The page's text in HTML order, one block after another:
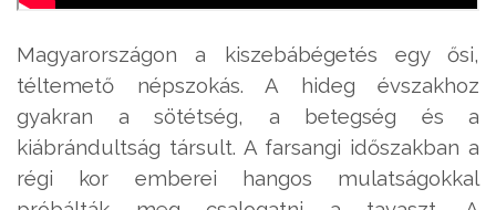
Magyarországon a kiszebábégetés egy ősi,
téltemető népszokás. A hideg évszakhoz
gyakran a sötétség, a betegség és a
kiábrándultság társult. A farsangi időszakban a
régi kor emberei hangos mulatságokkal